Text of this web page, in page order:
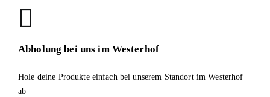
Abholung bei uns im Westerhof
Hole deine Produkte einfach bei unserem Standort im Westerhof
ab